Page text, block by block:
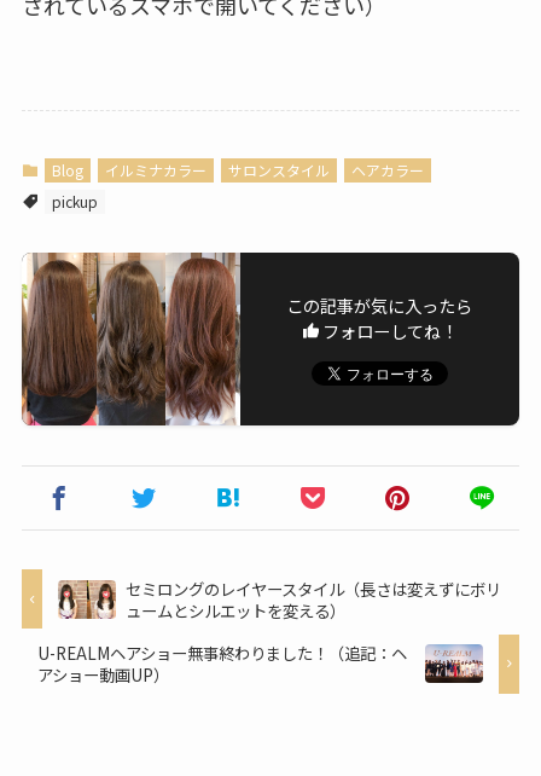
Blog イルミナカラー サロンスタイル
ヘアカラー
pickup
この記事が気に入ったら
フォローしてね！
セミロングのレイヤースタイル（長さは変えずにボリ
ュームとシルエットを変える）
U-REALMヘアショー無事終わりました！（追記：ヘ
アショー動画UP）